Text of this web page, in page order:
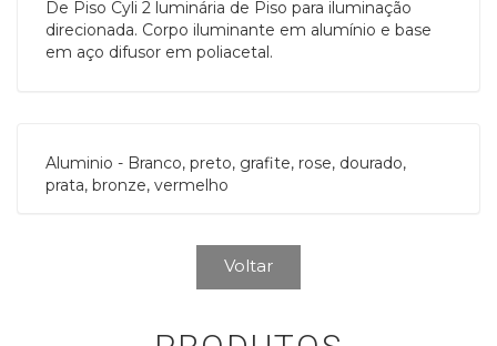
De Piso Cyli 2 luminária de Piso para iluminação
direcionada. Corpo iluminante em alumínio e base
em aço difusor em poliacetal.
Aluminio - Branco, preto, grafite, rose, dourado,
prata, bronze, vermelho
Voltar